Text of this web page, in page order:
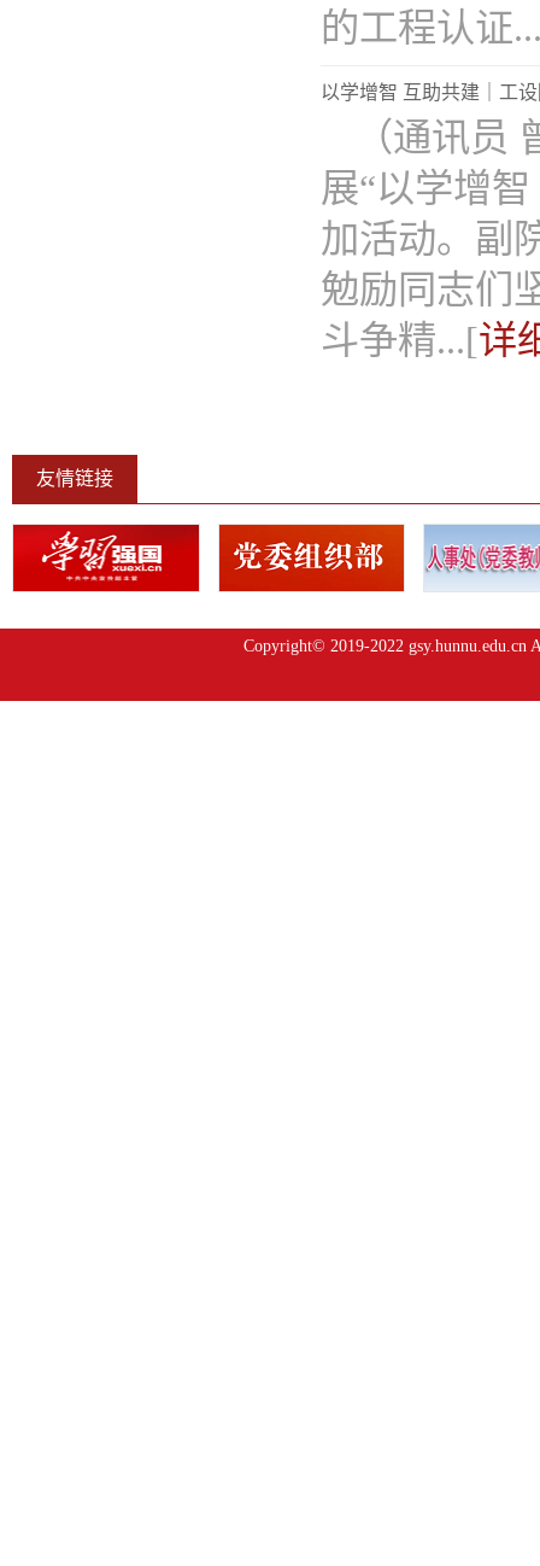
的工程认证
以学增智 互助共建｜工
（通讯员
展“以学增
加活动。副
勉励同志们
斗争精...[详
友情链接
Copyright© 2019-2022